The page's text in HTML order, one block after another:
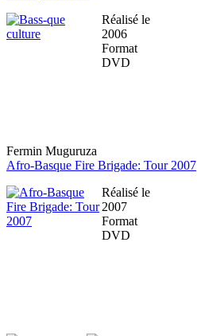
Réalisé le
2006
Format
DVD
Fermin Muguruza
Afro-Basque Fire Brigade: Tour 2007
Réalisé le
2007
Format
DVD